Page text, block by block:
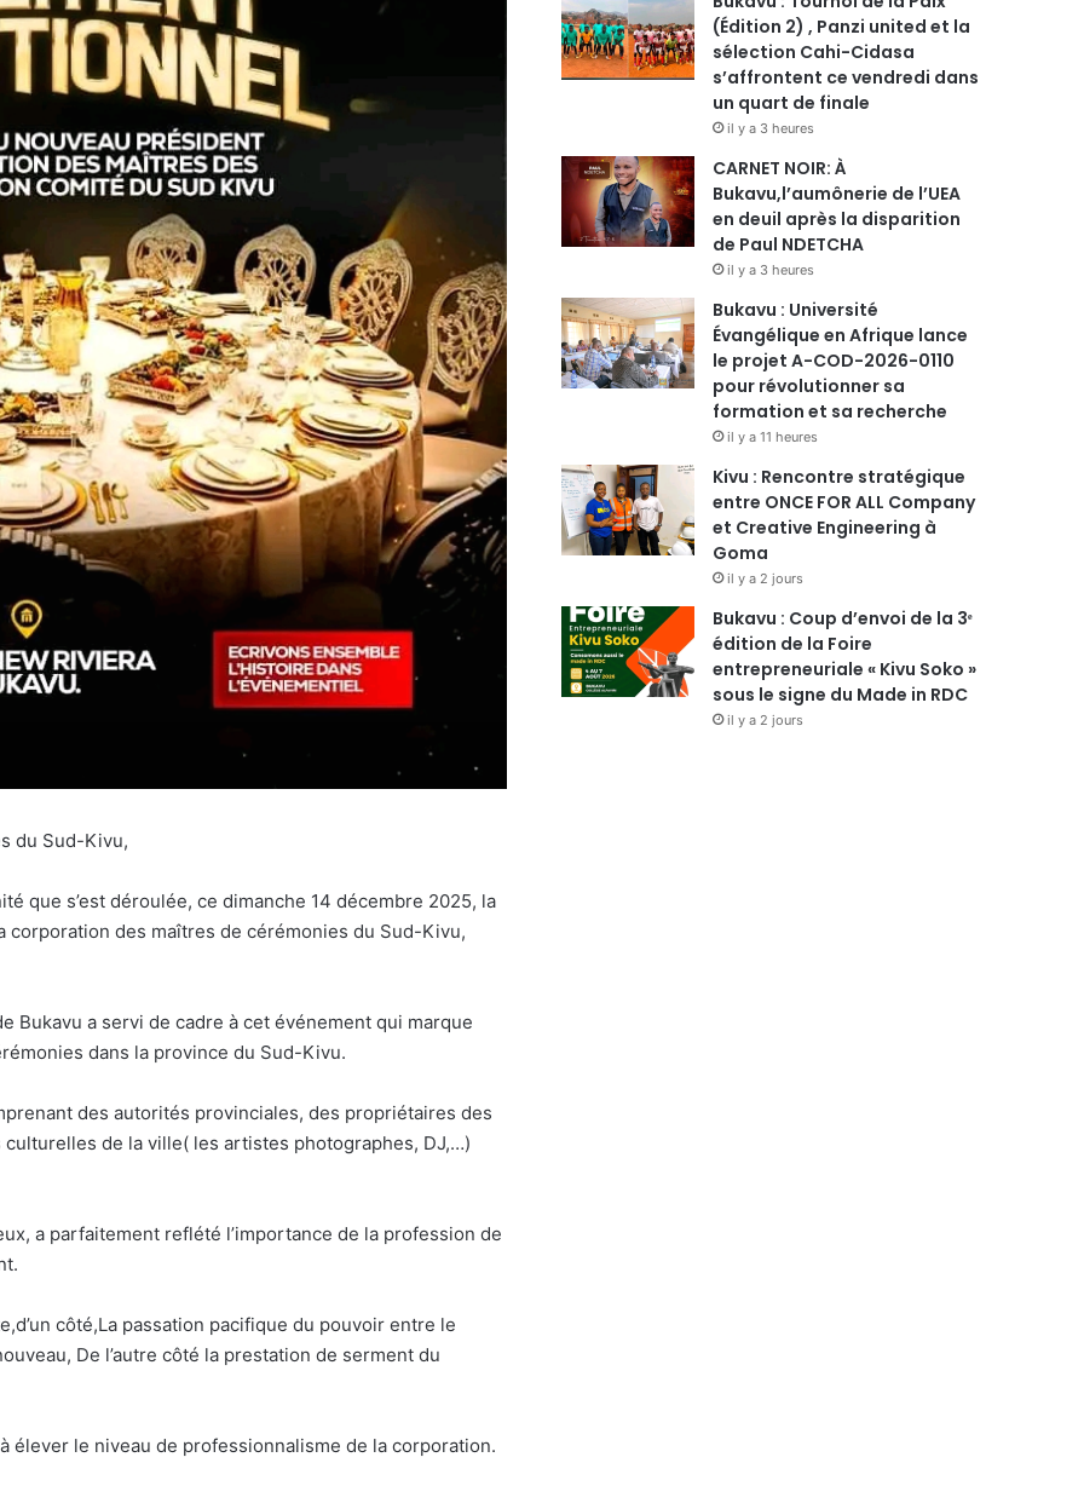
du Sud-Kivu,
que s’est déroulée, ce dimanche 14 décembre 2025, la
des maîtres de cérémonies du Sud-Kivu,
Bukavu a servi de cadre à cet événement qui marque
dans la province du Sud-Kivu.
des autorités provinciales, des propriétaires des
de la ville( les artistes photographes, DJ,…)
a parfaitement reflété l’importance de la profession de
côté,La passation pacifique du pouvoir entre le
De l’autre côté la prestation de serment du
élever le niveau de professionnalisme de la corporation.
(Édition 2) , Panzi united et la
sélection Cahi-Cidasa
s’affrontent ce vendredi dans
un quart de finale
il y a 3 heures
CARNET NOIR: À
Bukavu,l’aumônerie de l’UEA
en deuil après la disparition
de Paul NDETCHA
il y a 3 heures
Bukavu : Université
Évangélique en Afrique lance
le projet A-COD-2026-0110
pour révolutionner sa
formation et sa recherche
il y a 11 heures
Kivu : Rencontre stratégique
entre ONCE FOR ALL Company
et Creative Engineering à
Goma
il y a 2 jours
Bukavu : Coup d’envoi de la 3ᵉ
édition de la Foire
entrepreneuriale « Kivu Soko »
sous le signe du Made in RDC
il y a 2 jours